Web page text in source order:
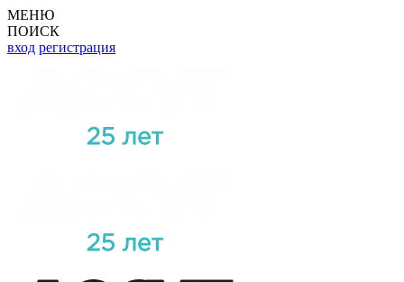
МЕНЮ
ПОИСК
вход регистрация